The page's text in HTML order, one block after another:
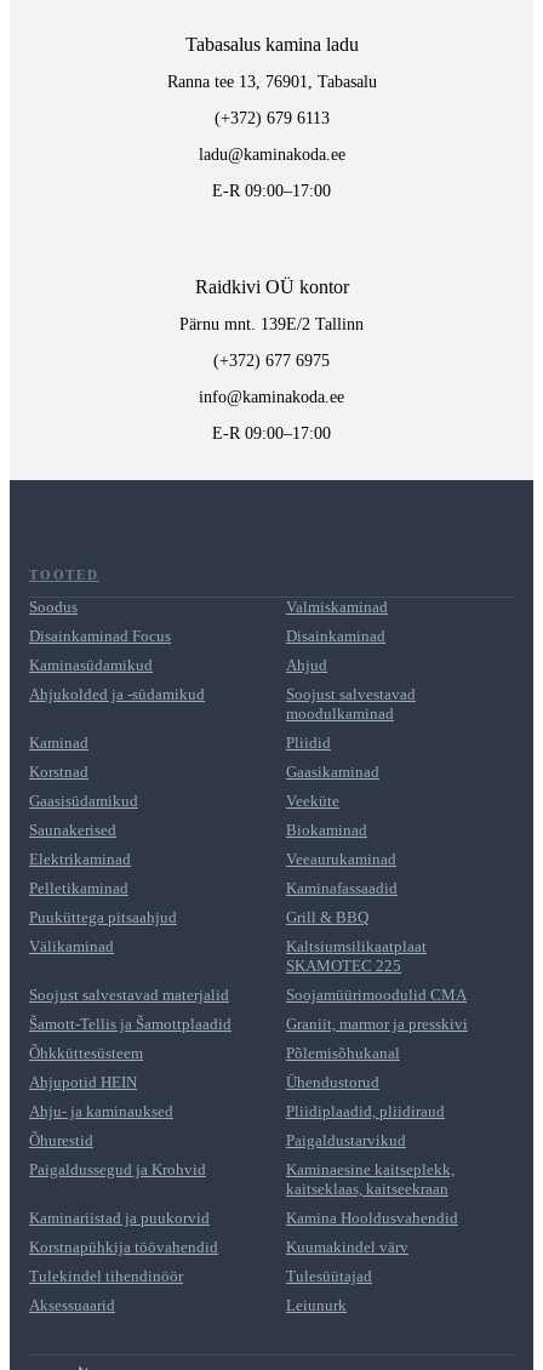
Tabasalus kamina ladu
Ranna tee 13, 76901, Tabasalu
(+372) 679 6113
ladu@kaminakoda.ee
E-R 09:00–17:00
Raidkivi OÜ kontor
Pärnu mnt. 139E/2 Tallinn
(+372) 677 6975
info@kaminakoda.ee
E-R 09:00–17:00
TOOTED
Soodus
Valmiskaminad
Disainkaminad Focus
Disainkaminad
Kaminasüdamikud
Ahjud
Ahjukolded ja -südamikud
Soojust salvestavad
moodulkaminad
Kaminad
Pliidid
Korstnad
Gaasikaminad
Gaasisüdamikud
Veeküte
Saunakerised
Biokaminad
Elektrikaminad
Veeaurukaminad
Pelletikaminad
Kaminafassaadid
Puuküttega pitsaahjud
Grill & BBQ
Välikaminad
Kaltsiumsilikaatplaat
SKAMOTEC 225
Soojust salvestavad materjalid
Soojamüürimoodulid CMA
Šamott-Tellis ja Šamottplaadid
Graniit, marmor ja presskivi
Õhkküttesüsteem
Põlemisõhukanal
Ahjupotid HEIN
Ühendustorud
Ahju- ja kaminauksed
Pliidiplaadid, pliidiraud
Õhurestid
Paigaldustarvikud
Paigaldussegud ja Krohvid
Kaminaesine kaitseplekk,
kaitseklaas, kaitseekraan
Kaminariistad ja puukorvid
Kamina Hooldusvahendid
Korstnapühkija töövahendid
Kuumakindel värv
Tulekindel tihendinöör
Tulesüütajad
Aksessuaarid
Leiunurk